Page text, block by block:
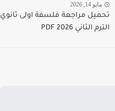
مايو 14, 2026
تحميل مراجعة فلسفة اولى ثانوي
الترم الثاني PDF 2026